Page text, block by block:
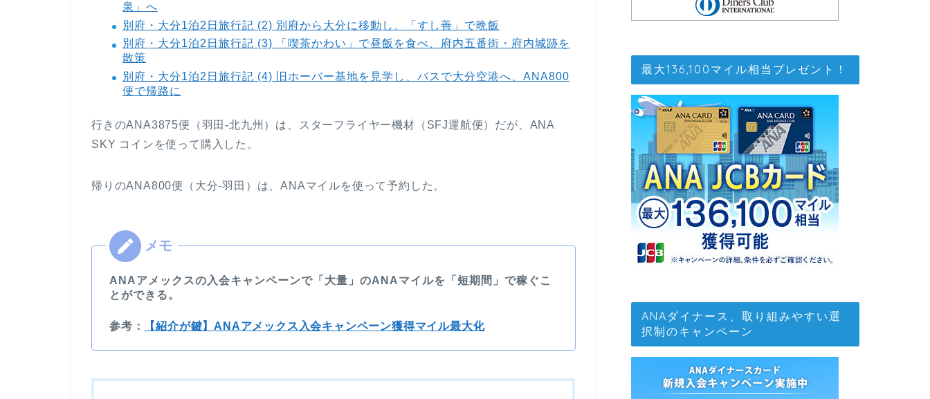
泉」へ
別府・大分1泊2日旅行記 (2) 別府から大分に移動し、「すし善」で晩飯
別府・大分1泊2日旅行記 (3) 「喫茶かわい」で昼飯を食べ、府内五番街・府内城跡を
散策
別府・大分1泊2日旅行記 (4) 旧ホーバー基地を見学し、バスで大分空港へ、ANA800
便で帰路に
行きのANA3875便（羽田-北九州）は、スターフライヤー機材（SFJ運航便）だが、ANA
SKY コインを使って購入した。
帰りのANA800便（大分-羽田）は、ANAマイルを使って予約した。
ANAアメックスの入会キャンペーンで「大量」のANAマイルを「短期間」で稼ぐこ
とができる。
参考： 【紹介が鍵】ANAアメックス入会キャンペーン獲得マイル最大化
最大136,100マイル相当プレゼント！
ANAダイナース、取り組みやすい選
択制のキャンペーン